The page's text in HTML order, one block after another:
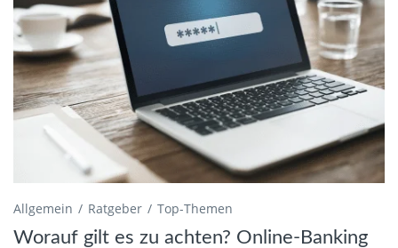
Allgemein Ratgeber Top-Themen
Worauf gilt es zu achten? Online-Banking